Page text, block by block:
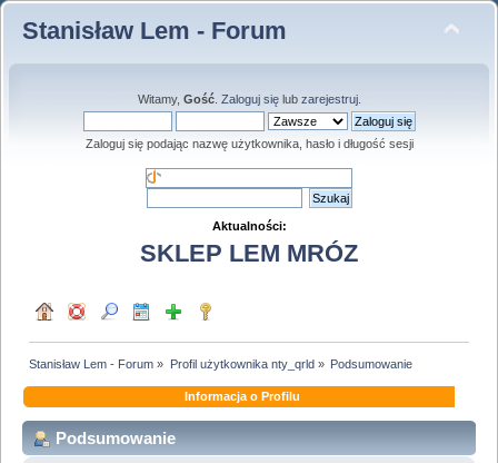
Stanisław Lem - Forum
Witamy, Gość. Zaloguj sięlub zarejestruj.
Zaloguj się podając nazwę użytkownika, hasło i długość sesji
Aktualności:
SKLEP LEM MRÓZ
Stanisław Lem - Forum » Profil użytkownika nty_qrld» Podsumowanie
Informacja o Profilu
Podsumowanie